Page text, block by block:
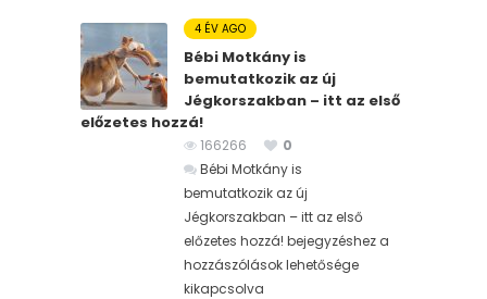
4 ÉV AGO
Bébi Motkány is
bemutatkozik az új
Jégkorszakban – itt az első
előzetes hozzá!
166266
0
Bébi Motkány is
bemutatkozik az új
Jégkorszakban – itt az első
előzetes hozzá! bejegyzéshez a
hozzászólások lehetősége
kikapcsolva